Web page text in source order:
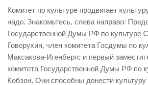
Комитет по культуре продвигает
надо. Знакомьтесь, слева направо:
Государственной Думы РФ по культуре
Говорухин, член комитета Госдумы по
Максакова-Игенбергс и первый
комитета Государственной Думы РФ по
Кобзон. Они способны донести